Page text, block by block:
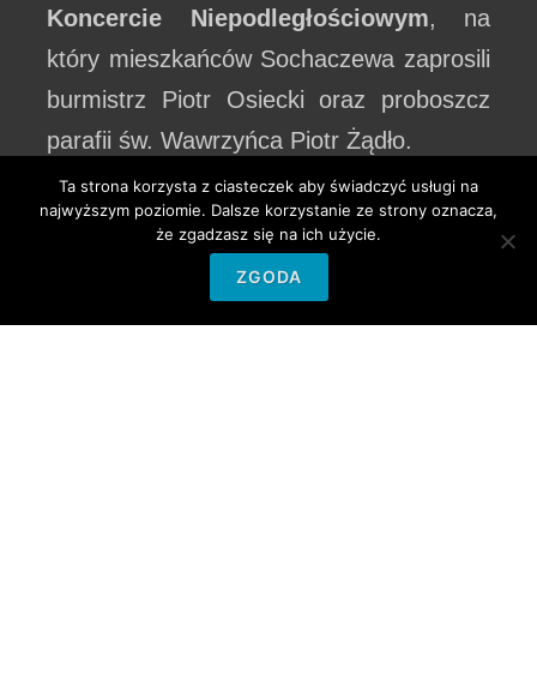
Koncercie Niepodległościowym, na
który mieszkańców Sochaczewa zaprosili
burmistrz Piotr Osiecki oraz proboszcz
parafii św. Wawrzyńca Piotr Żądło.
Przed sochaczewską publicznością
wystąpili: światowej sławy tenor Bogusław
Morka, Ryszard Morka – bas, Ewelina
Hańska sopran, orkiestra Camerata
Ta strona korzysta z ciasteczek aby świadczyć usługi na
najwyższym poziomie. Dalsze korzystanie ze strony oznacza,
że zgadzasz się na ich użycie.
ZGODA